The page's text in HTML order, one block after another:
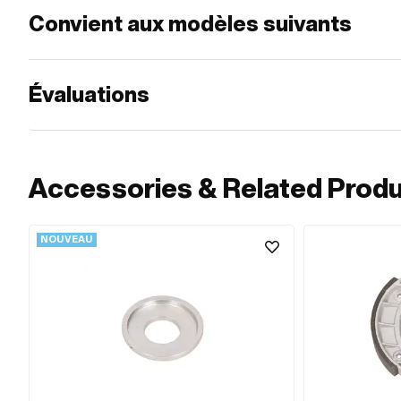
Convient aux modèles suivants
Évaluations
Accessories & Related
NOUVEAU